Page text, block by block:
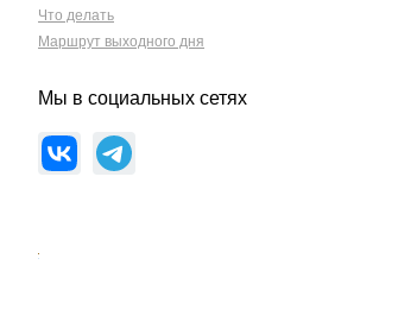
Что делать
Маршрут выходного дня
Мы в социальных сетях